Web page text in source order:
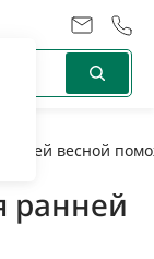
весной
ранней